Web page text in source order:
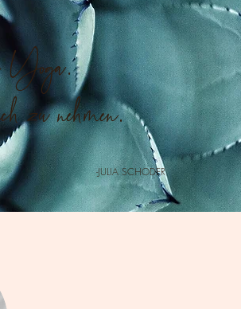
Yoga.
nehmen.
-JULIA SCHODER